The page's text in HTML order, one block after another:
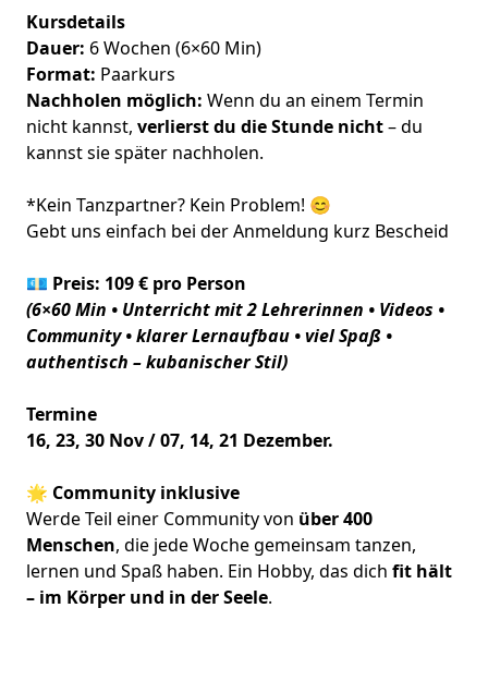
Kursdetails
Dauer: 6 Wochen (6×60 Min)
Format: Paarkurs
Nachholen möglich: Wenn du an einem Termin
nicht kannst, verlierst du die Stunde nicht– du
kannst sie später nachholen.
*Kein Tanzpartner? Kein Problem! 😊
Gebt uns einfach bei der Anmeldung kurz Bescheid
💶 Preis: 109 € pro Person
(6×60 Min • Unterricht mit 2 Lehrerinnen • Videos •
Community • klarer Lernaufbau • viel Spaß •
authentisch – kubanischer Stil)
Termine
16, 23, 30 Nov / 07, 14, 21 Dezember.
🌟 Community inklusive
Werde Teil einer Community von über 400
Menschen, die jede Woche gemeinsam tanzen,
lernen und Spaß haben. Ein Hobby, das dich fit hält
– im Körper und in der Seele.